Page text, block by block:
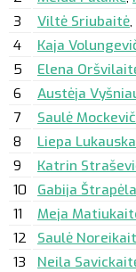
3
Viltė Sriubaitė,
4
Kaja
5
Elena
6
Austėja
7
Saulė
8
Liepa
9
Katrin
10
Gabija
11
Meja
12
Saulė
13
Neila